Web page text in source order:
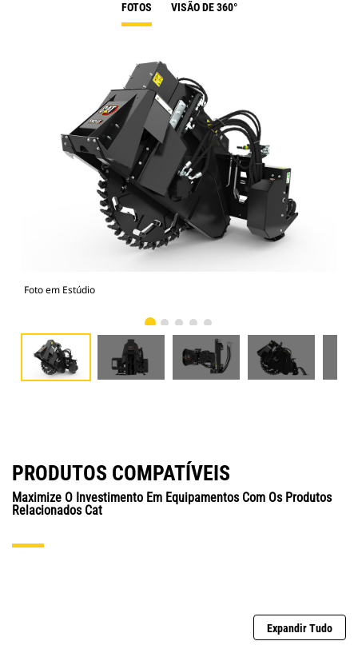
FOTOS VISÃO DE 360°
Foto em Estúdio
PRODUTOS COMPATÍVEIS
Maximize O Investimento Em Equipamentos Com Os Produtos
Relacionados Cat
Expandir Tudo